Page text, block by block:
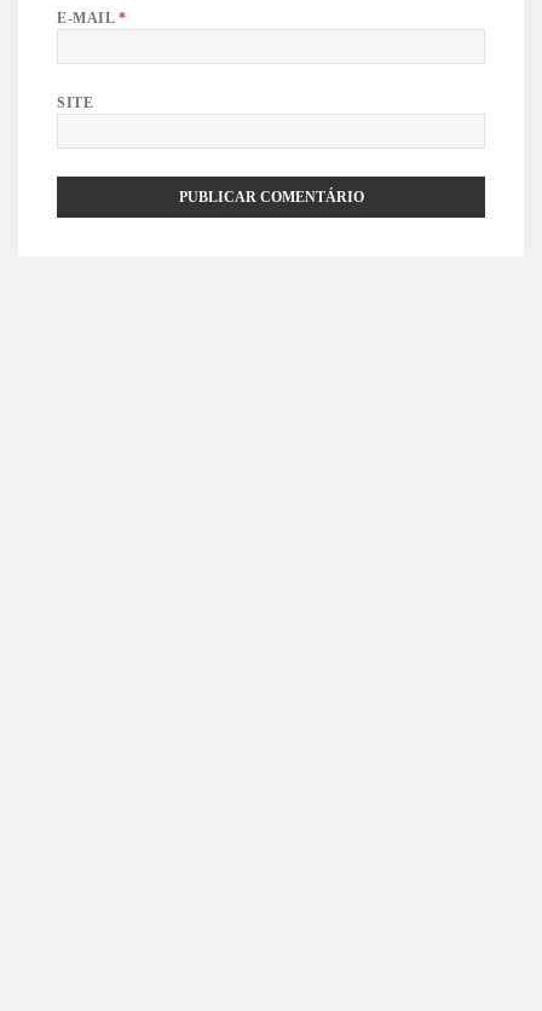
E-MAIL *
SITE